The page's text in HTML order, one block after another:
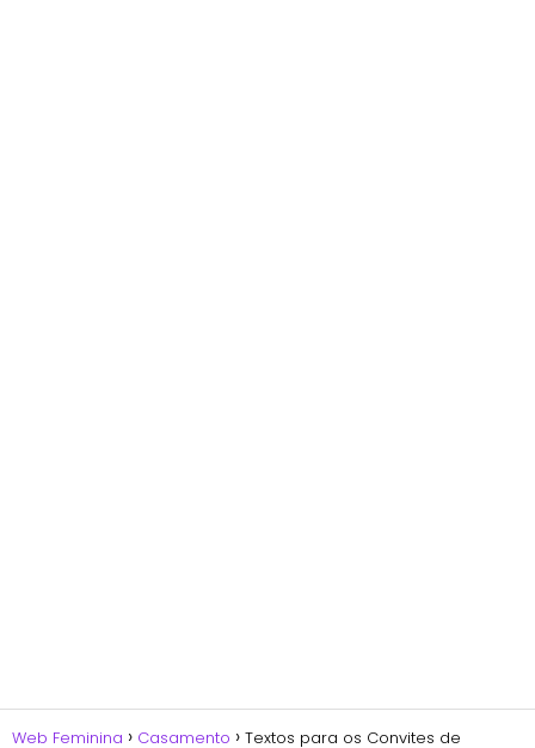
Web Feminina Casamento Textos para os Convites de